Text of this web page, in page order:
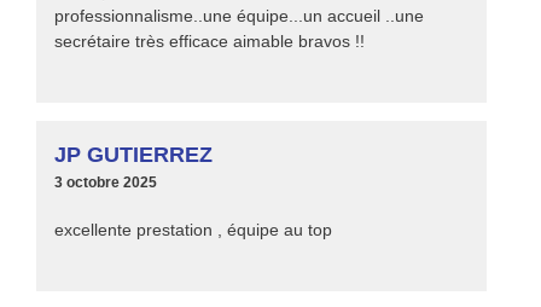
professionnalisme..une équipe...un accueil ..une
secrétaire très efficace aimable bravos !!
JP GUTIERREZ
3 octobre 2025
excellente prestation , équipe au top